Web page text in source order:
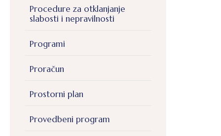
Procedure za otklanjanje
slabosti i nepravilnosti
Programi
Proračun
Prostorni plan
Provedbeni program